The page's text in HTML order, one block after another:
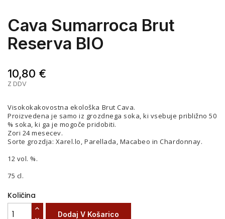
Cava Sumarroca Brut
Reserva BIO
10,80 €
Z DDV
Visokokakovostna ekološka Brut Cava.
Proizvedena je samo iz grozdnega soka, ki vsebuje približno 50
% soka, ki ga je mogoče pridobiti.
Zori 24 mesecev.
Sorte grozdja: Xarel.lo, Parellada, Macabeo in Chardonnay.
12 vol. %.
75 cl.
Količina
Dodaj V Košarico